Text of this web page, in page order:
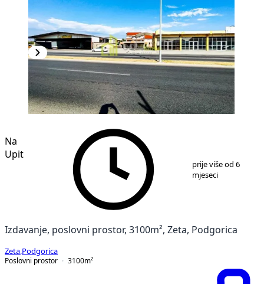
7
Na
Upit
prije više od 6
mjeseci
Izdavanje, poslovni prostor, 3100m², Zeta, Podgorica
Zeta Podgorica
Poslovni prostor
3100m²